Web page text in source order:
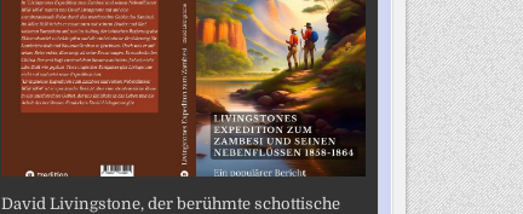
David Livingstone, der berühmte schottische